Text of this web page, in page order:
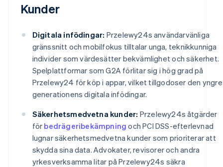
Kunder
Digitala infödingar: Przelewy24s användarvänliga
gränssnitt och mobilfokus tilltalar unga, teknikkunniga
individer som värdesätter bekvämlighet och säkerhet.
Spelplattformar som G2A förlitar sig i hög grad på
Przelewy24 för köp i appar, vilket tillgodoser den yngre
generationens digitala infödingar.
Säkerhetsmedvetna kunder: Przelewy24s åtgärder
för bedrägeribekämpning och PCI DSS-efterlevnad
lugnar säkerhetsmedvetna kunder som prioriterar att
skydda sina data. Advokater, revisorer och andra
yrkesverksamma litar på Przelewy24s säkra